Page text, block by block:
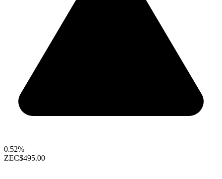
0.52%
ZEC$495.00